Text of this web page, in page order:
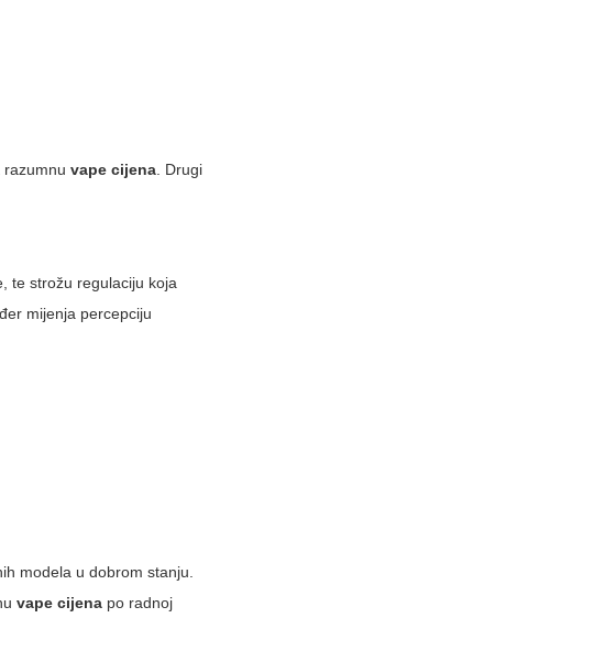
razumnuvape cijena . Drugi
te strožu regulaciju koja
mijenja percepciju
modela u dobrom stanju.
vape cijena po radnoj